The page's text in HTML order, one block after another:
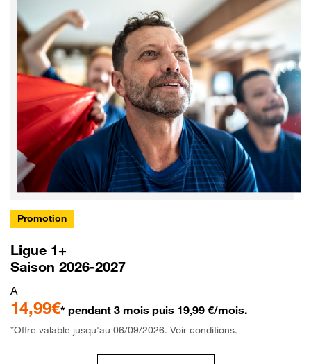
Promotion
Ligue 1+
Saison 2026-2027
A
14,99€* pendant 3 mois puis 19,99 €/mois.
*Offre valable jusqu'au 06/09/2026. Voir conditions.